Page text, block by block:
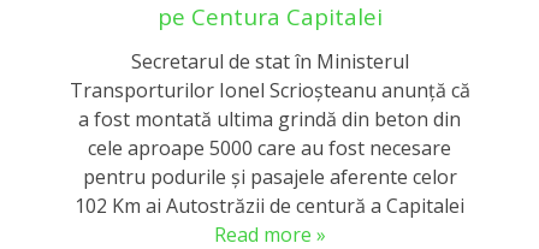
pe Centura Capitalei
Secretarul de stat în Ministerul
Transporturilor Ionel Scrioşteanu anunţă că
a fost montată ultima grindă din beton din
cele aproape 5000 care au fost necesare
pentru podurile şi pasajele aferente celor
102 Km ai Autostrăzii de centură a Capitalei
Read more »